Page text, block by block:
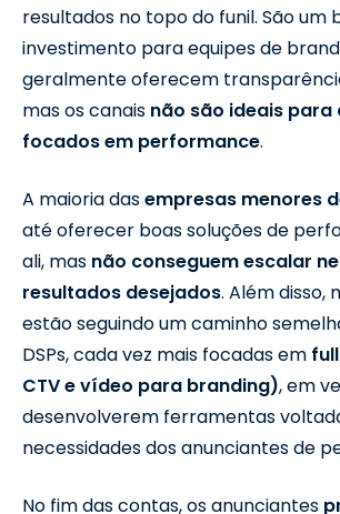
resultados no topo do funil. São um
investimento para equipes de
geralmente oferecem
mas os canais não são ideais para
focados em performance.
A maioria dasempresas menores
até oferecer boas soluções de
ali, mas não conseguem escalar
resultados desejados. Além disso,
estão seguindo um caminho
DSPs, cada vez mais focadas em
CTV e vídeo para branding), em
desenvolverem ferramentas
necessidades dos anunciantes de
No fim das contas, os anunciantes